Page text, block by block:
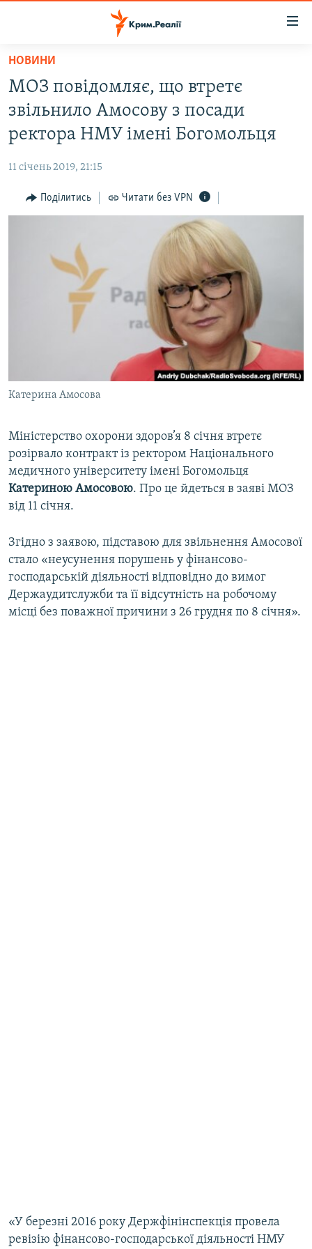
Перейти
основного
матеріалу
до
основної
Перейти
до
ВІДЕО ТА ФОТО
БЛОГИ
ПОГЛЯД
ВСЕ ЗА ДЕНЬ
СПЕЦПРОЕКТИ
ДЕПОРТАЦІЯ
ВІДЕОУРОКИ «ELIFBE»
УКРАЇНСЬКА ПРОБЛЕМА КРИМУ
ІНФОГРАФІКА
ЯК ОБІЙТИ БЛОКУВАННЯ
ДОЛУЧАЙСЯ!
Усі сайти RFE/RL
НОВИНИ
МОЗ повідомляє, що втретє
звільнило Амосову з посади
ректора НМУ імені Богомольця
11 січень 2019, 21:15
Поділитись Читати без VPN
Катерина Амосова
Міністерство охорони здоров’я 8 січня втретє
розірвало контракт із ректором Національного
медичного університету імені Богомольця
Катериною Амосовою. Про це йдеться в заяві МОЗ
від 11 січня.
Згідно з заявою, підставою для звільнення Амосової
стало «неусунення порушень у фінансово-
господарській діяльності відповідно до вимог
Держаудитслужби та її відсутність на робочому
місці без поважної причини з 26 грудня по 8 січня».
«У березні 2016 року Держфінінспекція провела
ревізію фінансово-господарської діяльності НМУ